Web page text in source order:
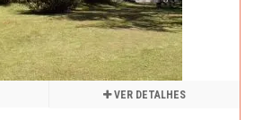
VER DETALHES